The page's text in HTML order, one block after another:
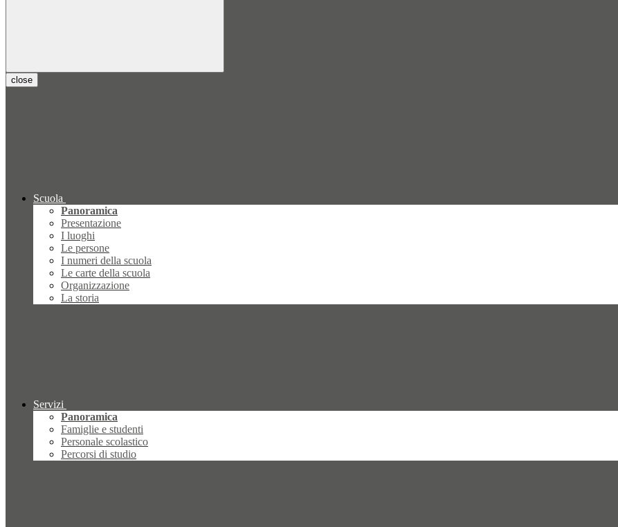
close
Scuola
Panoramica
Presentazione
I luoghi
Le persone
I numeri della scuola
Le carte della scuola
Organizzazione
La storia
Servizi
Panoramica
Famiglie e studenti
Personale scolastico
Percorsi di studio